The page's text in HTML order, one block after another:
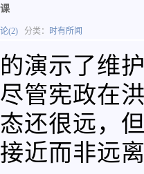
(2) 分类： 时有所闻
演示了维
管宪政在
还很远，
近而非远